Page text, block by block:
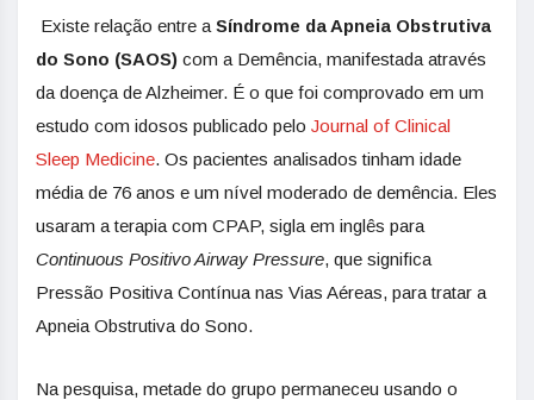
Existe relação entre a Síndrome da Apneia Obstrutiva
do Sono (SAOS) com a Demência, manifestada através
da doença de Alzheimer. É o que foi comprovado em um
estudo com idosos publicado pelo Journal of Clinical
Sleep Medicine. Os pacientes analisados tinham idade
média de 76 anos e um nível moderado de demência. Eles
usaram a terapia com CPAP, sigla em inglês para
Continuous Positivo Airway Pressure, que significa
Pressão Positiva Contínua nas Vias Aéreas, para tratar a
Apneia Obstrutiva do Sono.
Na pesquisa, metade do grupo permaneceu usando o